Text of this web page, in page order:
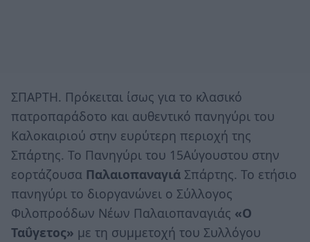
ΣΠΑΡΤΗ. Πρόκειται ίσως για το κλασικό
πατροπαράδοτο και αυθεντικό πανηγύρι του
Καλοκαιριού στην ευρύτερη περιοχή της
Σπάρτης. Το Πανηγύρι του 15Αύγουστου στην
εορτάζουσα Παλαιοπαναγιά Σπάρτης. Το ετήσιο
πανηγύρι το διοργανώνει ο Σύλλογος
Φιλοπροόδων Νέων Παλαιοπαναγιάς «Ο
Ταΰγετος» με τη συμμετοχή του Συλλόγου